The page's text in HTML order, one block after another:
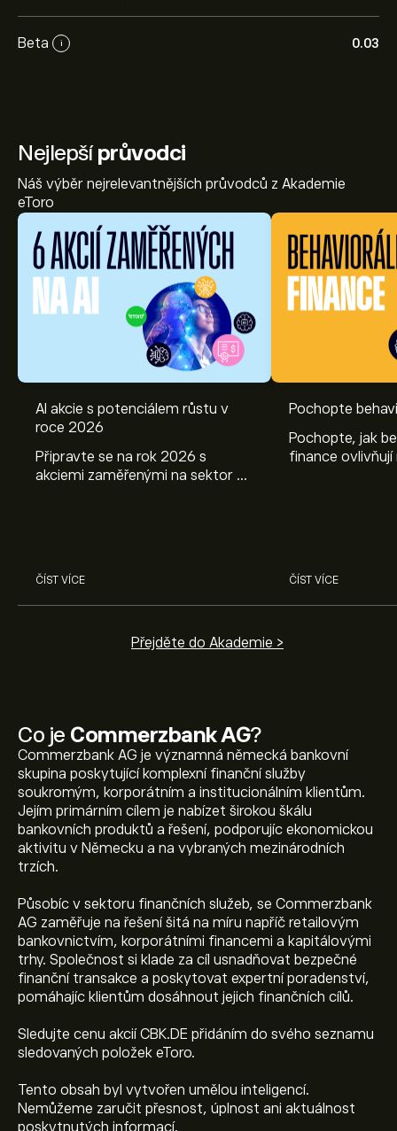
Beta i 0.03
Co je Commerzbank AG?
Commerzbank AG je významná německá bankovní
skupina poskytující komplexní finanční služby
soukromým, korporátním a institucionálním klientům.
Jejím primárním cílem je nabízet širokou škálu
bankovních produktů a řešení, podporujíc ekonomickou
aktivitu v Německu a na vybraných mezinárodních
trzích.
Působíc v sektoru finančních služeb, se Commerzbank
AG zaměřuje na řešení šitá na míru napříč retailovým
bankovnictvím, korporátními financemi a kapitálovými
trhy. Společnost si klade za cíl usnadňovat bezpečné
finanční transakce a poskytovat expertní poradenství,
pomáhajíc klientům dosáhnout jejich finančních cílů.
Sledujte cenu akcií CBK.DE přidáním do svého seznamu
sledovaných položek eToro.
Tento obsah byl vytvořen umělou inteligencí.
Nemůžeme zaručit přesnost, úplnost ani aktuálnost
poskytnutých informací.
Nejlepšíprůvodci
Náš výběr nejrelevantnějších průvodců z Akademie
eToro
AI akcie s potenciálem růstu v
roce 2026
Připravte se na rok 2026 s
akciemi zaměřenými na sektor AI.
ČÍST VÍCE
Pochopte
Pochopte, jak
finance
ČÍST VÍCE
Přejděte do Akademie >
Aktuální cena akcie CBK.DE je 38.900‎€‎.